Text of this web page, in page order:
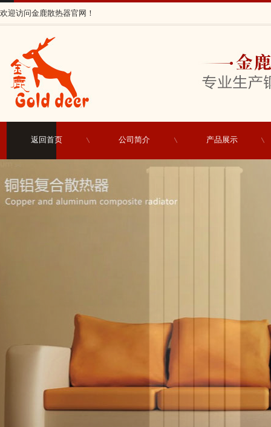
欢迎访问金鹿散热器官网！
返回首页 公司简介 产品展示